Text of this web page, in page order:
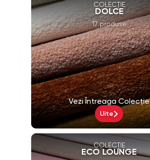
COLECȚIE
DOLCE
17 produse
Vezi Întreaga Colecție
Uite
COLECȚIE
ECO LOUNGE